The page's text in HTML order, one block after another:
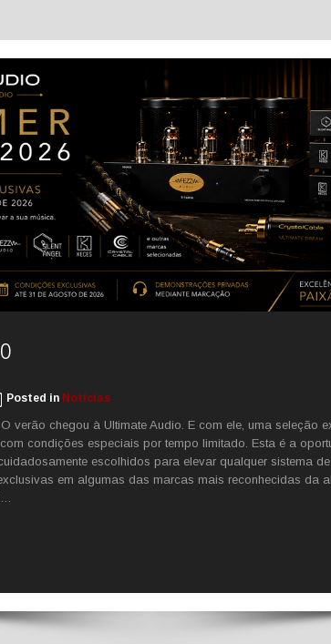
Posted in Notícias
verão chegou à Ultimate Audio. E com ele, uma seleção
condições especiais por tempo limitado. Esta é a
escolhidos para elevar qualquer sistema
em algumas das marcas mais reconhecidas da